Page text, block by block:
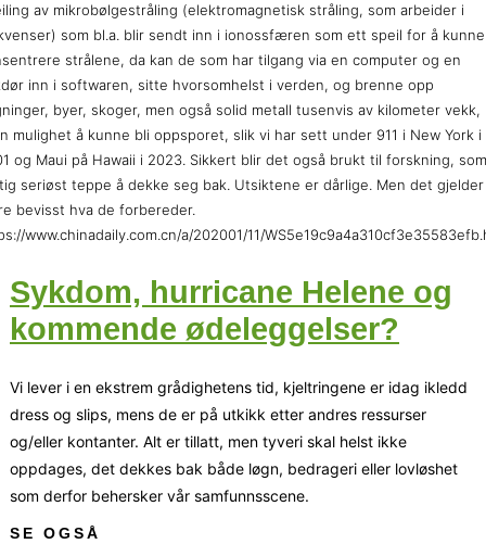
av mikrobølgestråling (elektromagnetisk stråling, som arbeider i
som bl.a. blir sendt inn i ionossfæren som ett speil for å kunne
strålene, da kan de som har tilgang via en computer og en
inn i softwaren, sitte hvorsomhelst i verden, og brenne opp
byer, skoger, men også solid metall tusenvis av kilometer vekk,
mulighet å kunne bli oppsporet, slik vi har sett under 911 i New York i
og Maui på Hawaii i 2023. Sikkert blir det også brukt til forskning,
seriøst teppe å dekke seg bak. Utsiktene er dårlige. Men det gjelder
bevisst hva de forbereder.
www.chinadaily.com.cn/a/202001/11/
Sykdom, hurricane Helene og
kommende ødeleggelser?
Vi lever i en ekstrem grådighetens tid, kjeltringene er idag ikledd
dress og slips, mens de er på utkikk etter andres ressurser
og/eller kontanter. Alt er tillatt, men tyveri skal helst ikke
oppdages, det dekkes bak både løgn, bedrageri eller lovløshet
som derfor behersker vår samfunnsscene.
SE OGSÅ